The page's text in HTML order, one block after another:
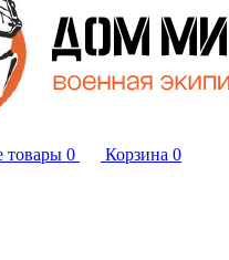
товары 0 Корзина 0